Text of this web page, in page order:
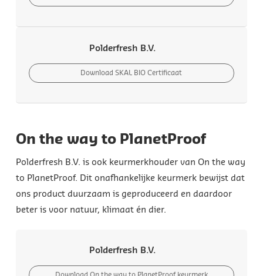
Polderfresh B.V.
Download SKAL BIO Certificaat
On the way to PlanetProof
Polderfresh B.V. is ook keurmerkhouder van On the way
to PlanetProof. Dit onafhankelijke keurmerk bewijst dat
ons product duurzaam is geproduceerd en daardoor
beter is voor natuur, klimaat én dier.
Polderfresh B.V.